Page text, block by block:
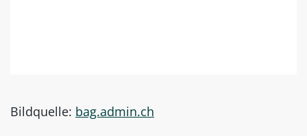
Bildquelle: bag.admin.ch